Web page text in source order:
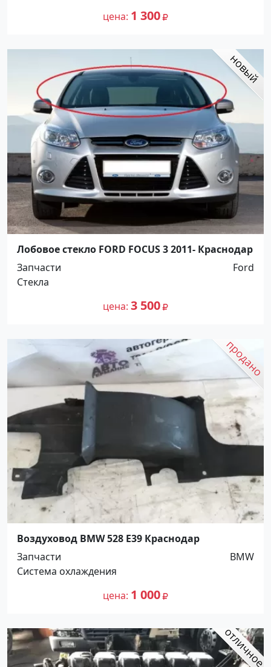
цена 1 300
Лобовое стекло FORD FOCUS 3 2011- Краснодар
Запчасти
Ford
Стекла
цена 3 500
Воздуховод BMW 528 E39 Краснодар
Запчасти
BMW
Система охлаждения
цена 1 000